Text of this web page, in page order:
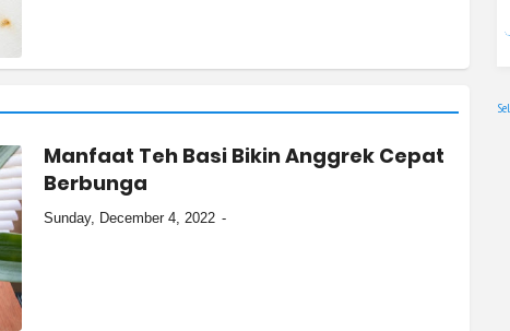
Manfaat Teh Basi Bikin Anggrek Cepat
Berbunga
Sunday, December 4, 2022